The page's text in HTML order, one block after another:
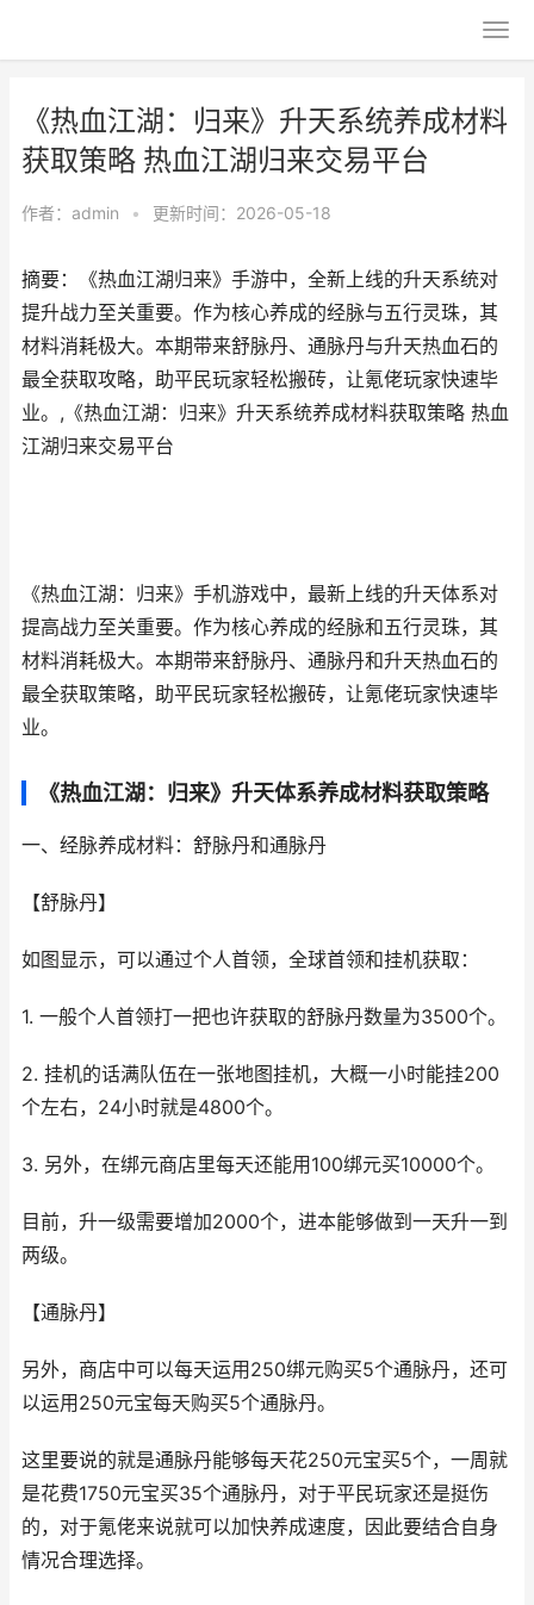
《热血江湖：归来》升天系统养成材料
获取策略 热血江湖归来交易平台
作者： admin • 更新时间：2026-05-18
摘要：《热血江湖归来》手游中，全新上线的升天系统对
提升战力至关重要。作为核心养成的经脉与五行灵珠，其
材料消耗极大。本期带来舒脉丹、通脉丹与升天热血石的
最全获取攻略，助平民玩家轻松搬砖，让氪佬玩家快速毕
业。,《热血江湖：归来》升天系统养成材料获取策略 热血
江湖归来交易平台
《热血江湖：归来》手机游戏中，最新上线的升天体系对
提高战力至关重要。作为核心养成的经脉和五行灵珠，其
材料消耗极大。本期带来舒脉丹、通脉丹和升天热血石的
最全获取策略，助平民玩家轻松搬砖，让氪佬玩家快速毕
业。
《热血江湖：归来》升天体系养成材料获取策略
一、经脉养成材料：舒脉丹和通脉丹
【舒脉丹】
如图显示，可以通过个人首领，全球首领和挂机获取：
1. 一般个人首领打一把也许获取的舒脉丹数量为3500个。
2. 挂机的话满队伍在一张地图挂机，大概一小时能挂200
个左右，24小时就是4800个。
3. 另外，在绑元商店里每天还能用100绑元买10000个。
目前，升一级需要增加2000个，进本能够做到一天升一到
两级。
【通脉丹】
另外，商店中可以每天运用250绑元购买5个通脉丹，还可
以运用250元宝每天购买5个通脉丹。
这里要说的就是通脉丹能够每天花250元宝买5个，一周就
是花费1750元宝买35个通脉丹，对于平民玩家还是挺伤
的，对于氪佬来说就可以加快养成速度，因此要结合自身
情况合理选择。